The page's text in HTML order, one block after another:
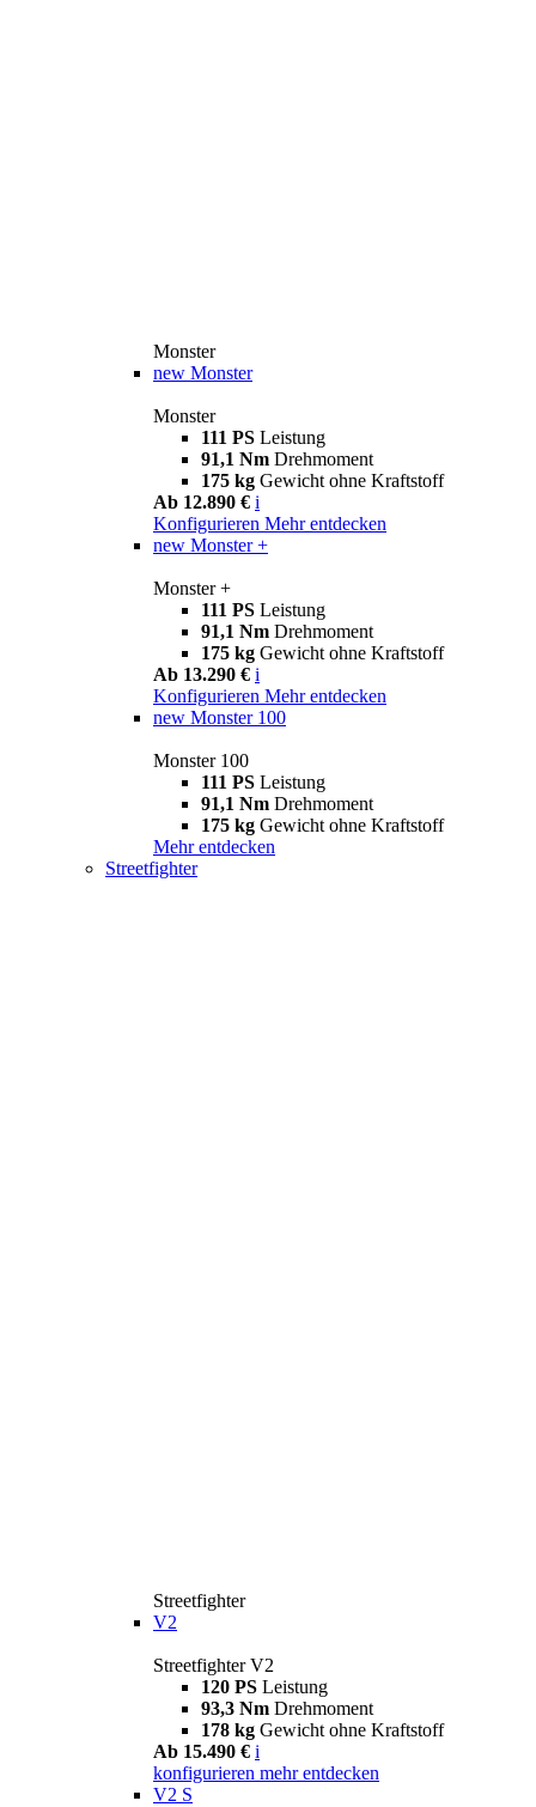
Monster
new Monster
Monster
111 PS Leistung
91,1 Nm Drehmoment
175 kg Gewicht ohne Kraftstoff
Ab 12.890 € i
Konfigurieren Mehr entdecken
new Monster +
Monster +
111 PS Leistung
91,1 Nm Drehmoment
175 kg Gewicht ohne Kraftstoff
Ab 13.290 € i
Konfigurieren Mehr entdecken
new Monster 100
Monster 100
111 PS Leistung
91,1 Nm Drehmoment
175 kg Gewicht ohne Kraftstoff
Mehr entdecken
Streetfighter
Streetfighter
V2
Streetfighter V2
120 PS Leistung
93,3 Nm Drehmoment
178 kg Gewicht ohne Kraftstoff
Ab 15.490 € i
konfigurieren mehr entdecken
V2 S